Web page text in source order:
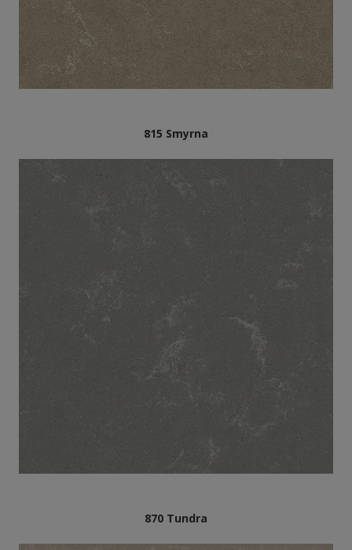
815 Smyrna
870 Tundra